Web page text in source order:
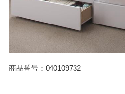
商品番号：040109732